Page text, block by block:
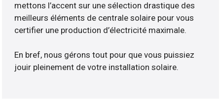
mettons l’accent sur une sélection drastique des
meilleurs éléments de centrale solaire pour vous
certifier une production d’électricité maximale.
En bref, nous gérons tout pour que vous puissiez
jouir pleinement de votre installation solaire.